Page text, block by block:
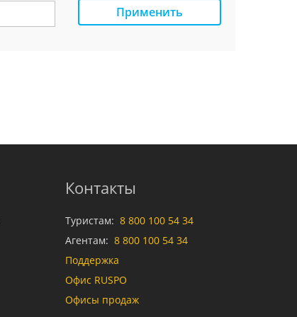
Применить
Контакты
Туристам: 8 800 100 54 34
Агентам: 8 800 100 54 34
Поддержка
Офис RUSPO
Офисы продаж